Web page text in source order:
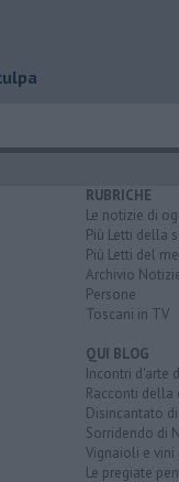
RUBRICHE
Le notizie di
Più Letti della
Più Letti del
Archivio
Persone
Toscani in TV
QUI BLOG
Incontri d'arte
Racconti della
Disincantato
Sorridendo di
Vignaioli e vini
Le pregiate